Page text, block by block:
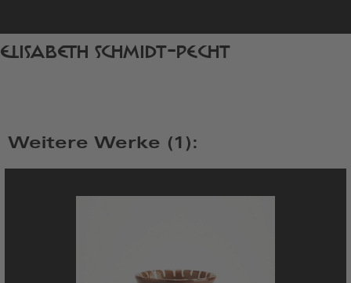
Startseite
ELISABETH SCHMIDT-PECHT
Weitere Werke (1):